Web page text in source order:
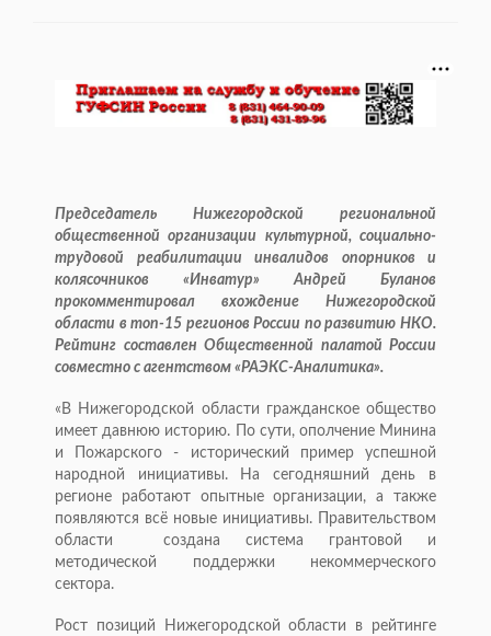
Председатель Нижегородской региональной
общественной организации культурной, социально-
трудовой реабилитации инвалидов опорников и
колясочников «Инватур» Андрей Буланов
прокомментировал вхождение Нижегородской
области в топ-15 регионов России по развитию НКО.
Рейтинг составлен Общественной палатой России
совместно с агентством «РАЭКС-Аналитика».
«В Нижегородской области гражданское общество
имеет давнюю историю. По сути, ополчение Минина
и Пожарского - исторический пример успешной
народной инициативы. На сегодняшний день в
регионе работают опытные организации, а также
появляются всё новые инициативы. Правительством
области создана система грантовой и
методической поддержки некоммерческого
сектора.
Рост позиций Нижегородской области в рейтинге